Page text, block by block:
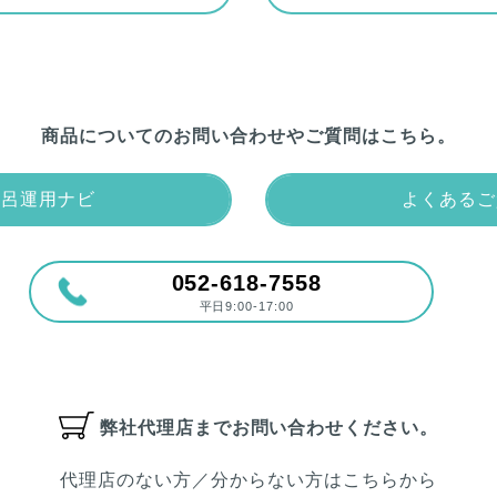
商品についてのお問い合わせやご質問はこちら。
運用ナビ よくある
052-618-7558
平日9:00-17:00
弊社代理店までお問い合わせください。
代理店のない方／分からない方はこちらから